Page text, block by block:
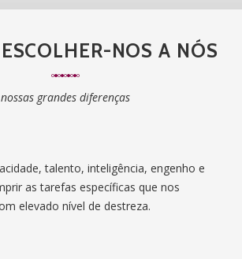
NOS A NÓS
nossas grandes diferenças
talento, inteligência, engenho e
as tarefas específicas que nos
elevado nível de destreza.